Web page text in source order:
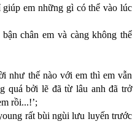
em những gì có thể vào lúc
chân em và càng không thể
như thế nào với em thì em vẫn
quá bởi lẽ đã từ lâu anh đã trở
rồi...!’;
rất bùi ngùi lưu luyến trước